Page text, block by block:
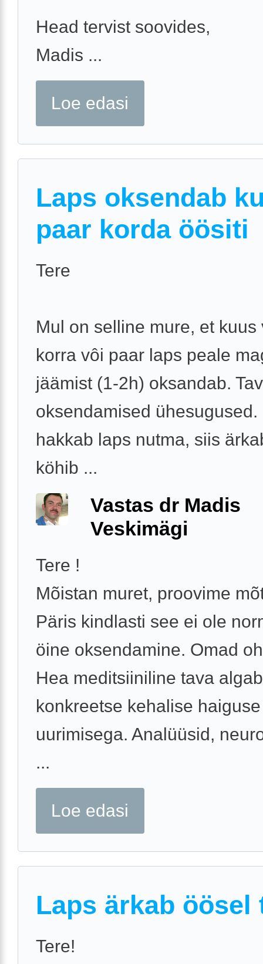
Head tervist soovides,
Madis ...
Loe edasi
Laps oksendab
paar korda öösiti
Tere
Mul on selline mure, et kuus
korra vôi paar laps peale
jäämist (1-2h) oksandab.
oksendamised
hakkab laps nutma, siis
köhib ...
Vastas dr Madis
Veskimägi
Tere !
Mõistan muret, proovime
Päris kindlasti see ei ole
öine oksendamine. Omad
Hea meditsiiniline tava algab
konkreetse kehalise haiguse
uurimisega. Analüüsid,
...
Loe edasi
Laps ärkab öösel
Tere!